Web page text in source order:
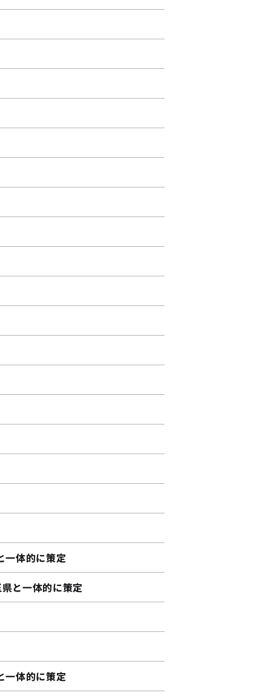
体的に策定
と一体的に策定
体的に策定